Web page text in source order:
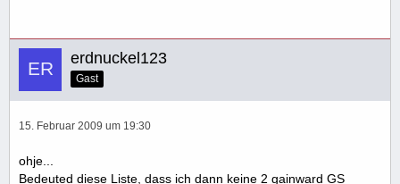
erdnuckel123
Gast
15. Februar 2009 um 19:30
ohje...
Bedeuted diese Liste, dass ich dann keine 2 gainward GS